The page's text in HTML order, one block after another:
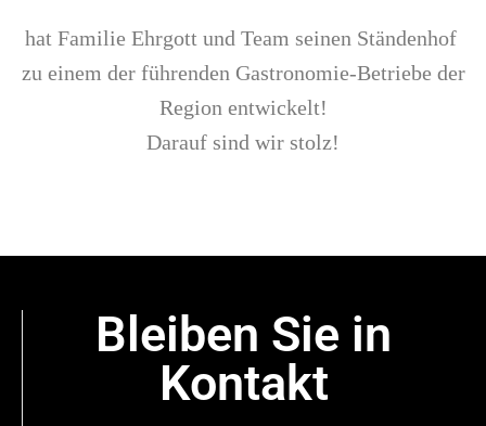
hat Familie Ehrgott und Team seinen Ständenhof
zu einem der führenden Gastronomie-Betriebe der
Region entwickelt!
Darauf sind wir stolz!
Bleiben Sie in
Kontakt